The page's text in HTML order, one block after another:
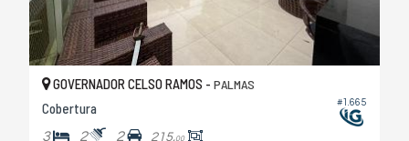
#1.665
GOVERNADOR CELSO RAMOS - PALMAS
Cobertura
3 2 2 215,00